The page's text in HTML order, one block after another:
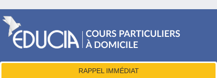
RAPPEL IMMÉDIAT